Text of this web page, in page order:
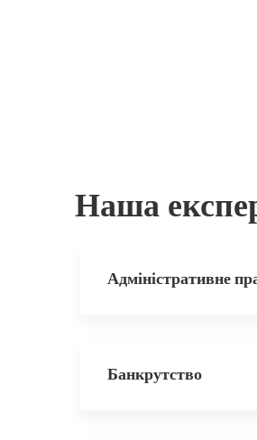
Наша
Адміністративне
Банкрутство